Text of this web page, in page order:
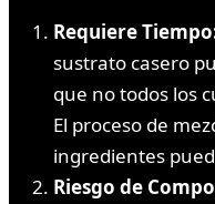
Requiere
sustrato casero
que no todos los
El proceso de
ingredientes
Riesgo de